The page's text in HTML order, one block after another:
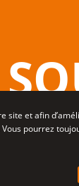
et afin
Vous pourrez